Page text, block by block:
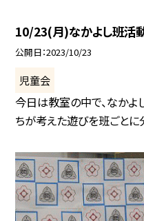
10/23(月)なかよし班活
公開日 2023/10/23
児童会
今日は教室の中で、なかよ
ちが考えた遊びを班ごとに